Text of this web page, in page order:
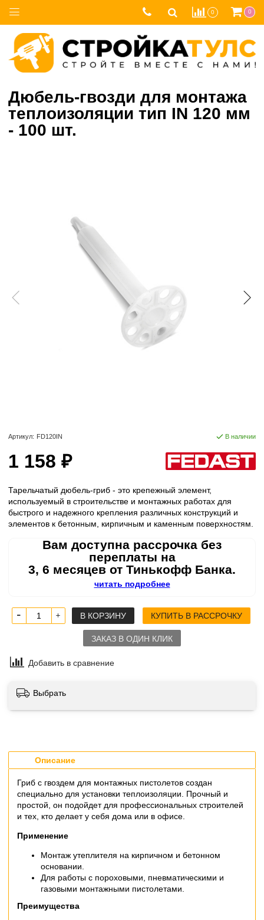
0 0
Дюбель-гвозди для монтажа
теплоизоляции тип IN 120 мм
- 100 шт.
Артикул: FD120IN В наличии
1 158 ₽
Тарельчатый дюбель-гриб - это крепежный элемент,
используемый в строительстве и монтажных работах для
быстрого и надежного крепления различных конструкций и
элементов к бетонным, кирпичным и каменным поверхностям.
Вам доступна рассрочка без
переплаты на
3, 6 месяцев от Тинькофф Банка.
читать подробнее
В КОРЗИНУ КУПИТЬ В РАССРОЧКУ
ЗАКАЗ В ОДИН КЛИК
Добавить в сравнение
Выбрать
Описание
Гриб с гвоздем для монтажных пистолетов создан
специально для установки теплоизоляции. Прочный и
простой, он подойдет для профессиональных строителей
и тех, кто делает у себя дома или в офисе.
Применение
Монтаж утеплителя на кирпичном и бетонном
основании.
Для работы с пороховыми, пневматическими и
газовыми монтажными пистолетами.
Преимущества